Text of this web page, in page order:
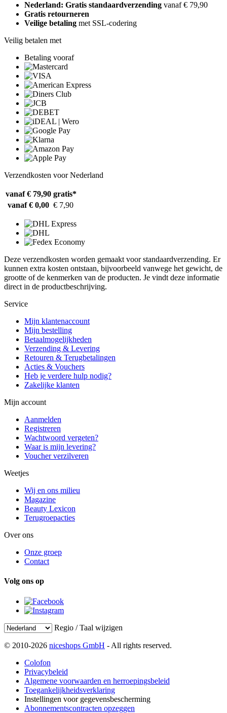
Nederland: Gratis standaardverzending vanaf € 79,90
Gratis retourneren
Veilige betaling met SSL-codering
Veilig betalen met
Betaling vooraf
Verzendkosten voor Nederland
vanaf € 79,90 gratis*
vanaf € 0,00 € 7,90
Deze verzendkosten worden gemaakt voor standaardverzending. Er
kunnen extra kosten ontstaan, bijvoorbeeld vanwege het gewicht, de
grootte of de kenmerken van de producten. Je vindt deze informatie
direct in de productbeschrijving.
Service
Mijn klantenaccount
Mijn bestelling
Betaalmogelijkheden
Verzending & Levering
Retouren & Terugbetalingen
Acties & Vouchers
Heb je verdere hulp nodig?
Zakelijke klanten
Mijn account
Aanmelden
Registreren
Wachtwoord vergeten?
Waar is mijn levering?
Voucher verzilveren
Weetjes
Wij en ons milieu
Magazine
Beauty Lexicon
Terugroepacties
Over ons
Onze groep
Contact
Volg ons op
Regio / Taal wijzigen
© 2010-2026 niceshops GmbH - All rights reserved.
Colofon
Privacybeleid
Algemene voorwaarden en herroepingsbeleid
Toegankelijkheidsverklaring
Instellingen voor gegevensbescherming
Abonnementscontracten opzeggen